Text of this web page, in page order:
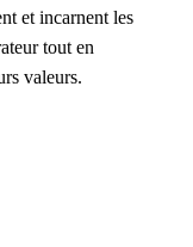
et incarnent les
tout en
valeurs.